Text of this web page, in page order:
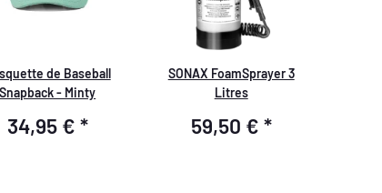
de Baseball
Snapback - Minty
34,95 € *
SONAX FoamSprayer 3
Litres
59,50 € *